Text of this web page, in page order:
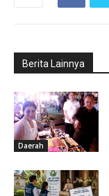
Berita Lainnya
Daerah